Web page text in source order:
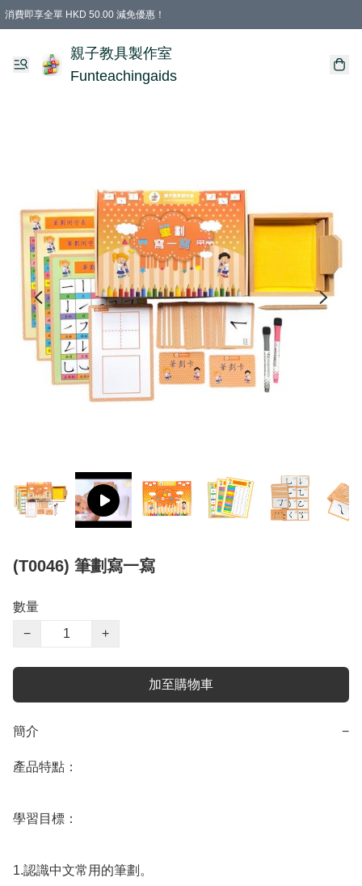
消費即享全單 HKD 50.00 減免優惠！
購物滿 HKD 699.00即享免運費優惠！（適用於 特定的送貨方式 )
凡購物滿HKD 699.00，即享免費禮品
親子教具製作室
Funteachingaids
(T0046) 筆劃寫一寫
數量
−
+
加至購物車
簡介 −
產品特點：
學習目標：
1.認識中文常用的筆劃。